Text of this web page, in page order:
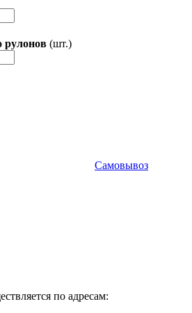
рулонов (шт.)
Самовывоз
по адресам: